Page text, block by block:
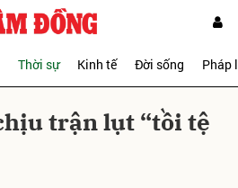
Thời sự Kinh tế Đời sống Pháp
trận lụt “tồi tệ